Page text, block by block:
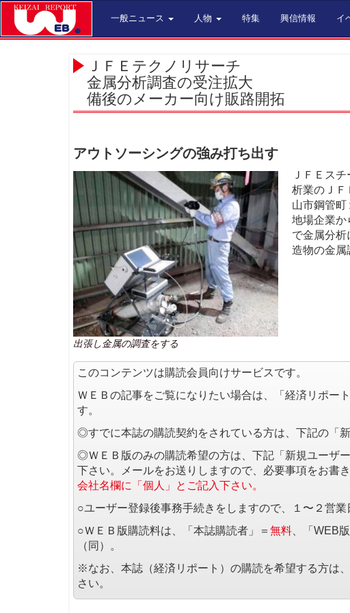
一般ニュース 人物 特集 興信情報 イ
ＪＦＥテクノリサーチ
金属分析調査の受注拡大
備後のメーカー向け販路開拓
アウトソーシングの強み打ち出す
出張し金属の調査をする
ＪＦＥス
析業のＪＦ
山市鋼管町
地場企業か
で金属分
造物の金属
このコンテンツは購読会員向けサービスです。
ＷＥＢの記事をご覧になりたい場合は、「経済リポー
す。
◎すでに本誌の購読契約をされている方は、下記の「
◎ＷＥＢ版のみの購読希望の方は、下記「新規ユーザー
下さい。メールをお送りしますので、必要事項をお書
会社名欄に「個人」とご記入下さい。
○ユーザー登録後事務手続きをしますので、１〜２営業
○ＷＥＢ版購読料は、「本誌購読者」＝ 無料 、「WEB
（同）。
※なお、本誌（経済リポート）の購読を希望する方は
さい。